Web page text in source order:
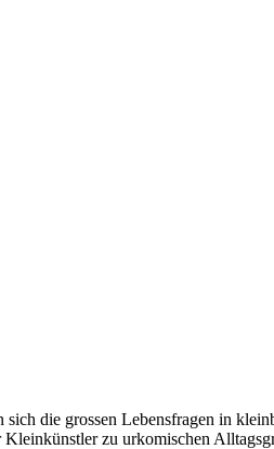
die grossen Lebensfragen in
zu urkomischen